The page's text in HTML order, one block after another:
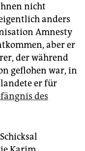
nicht
anders
Amnesty
aber er
der während
geflohen war, in
er für
des